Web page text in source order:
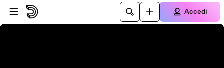
Vai al lettore
Passa al contenuto principale
Accedi